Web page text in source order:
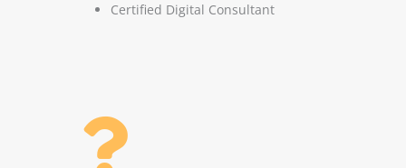
Certified Digital Consultant